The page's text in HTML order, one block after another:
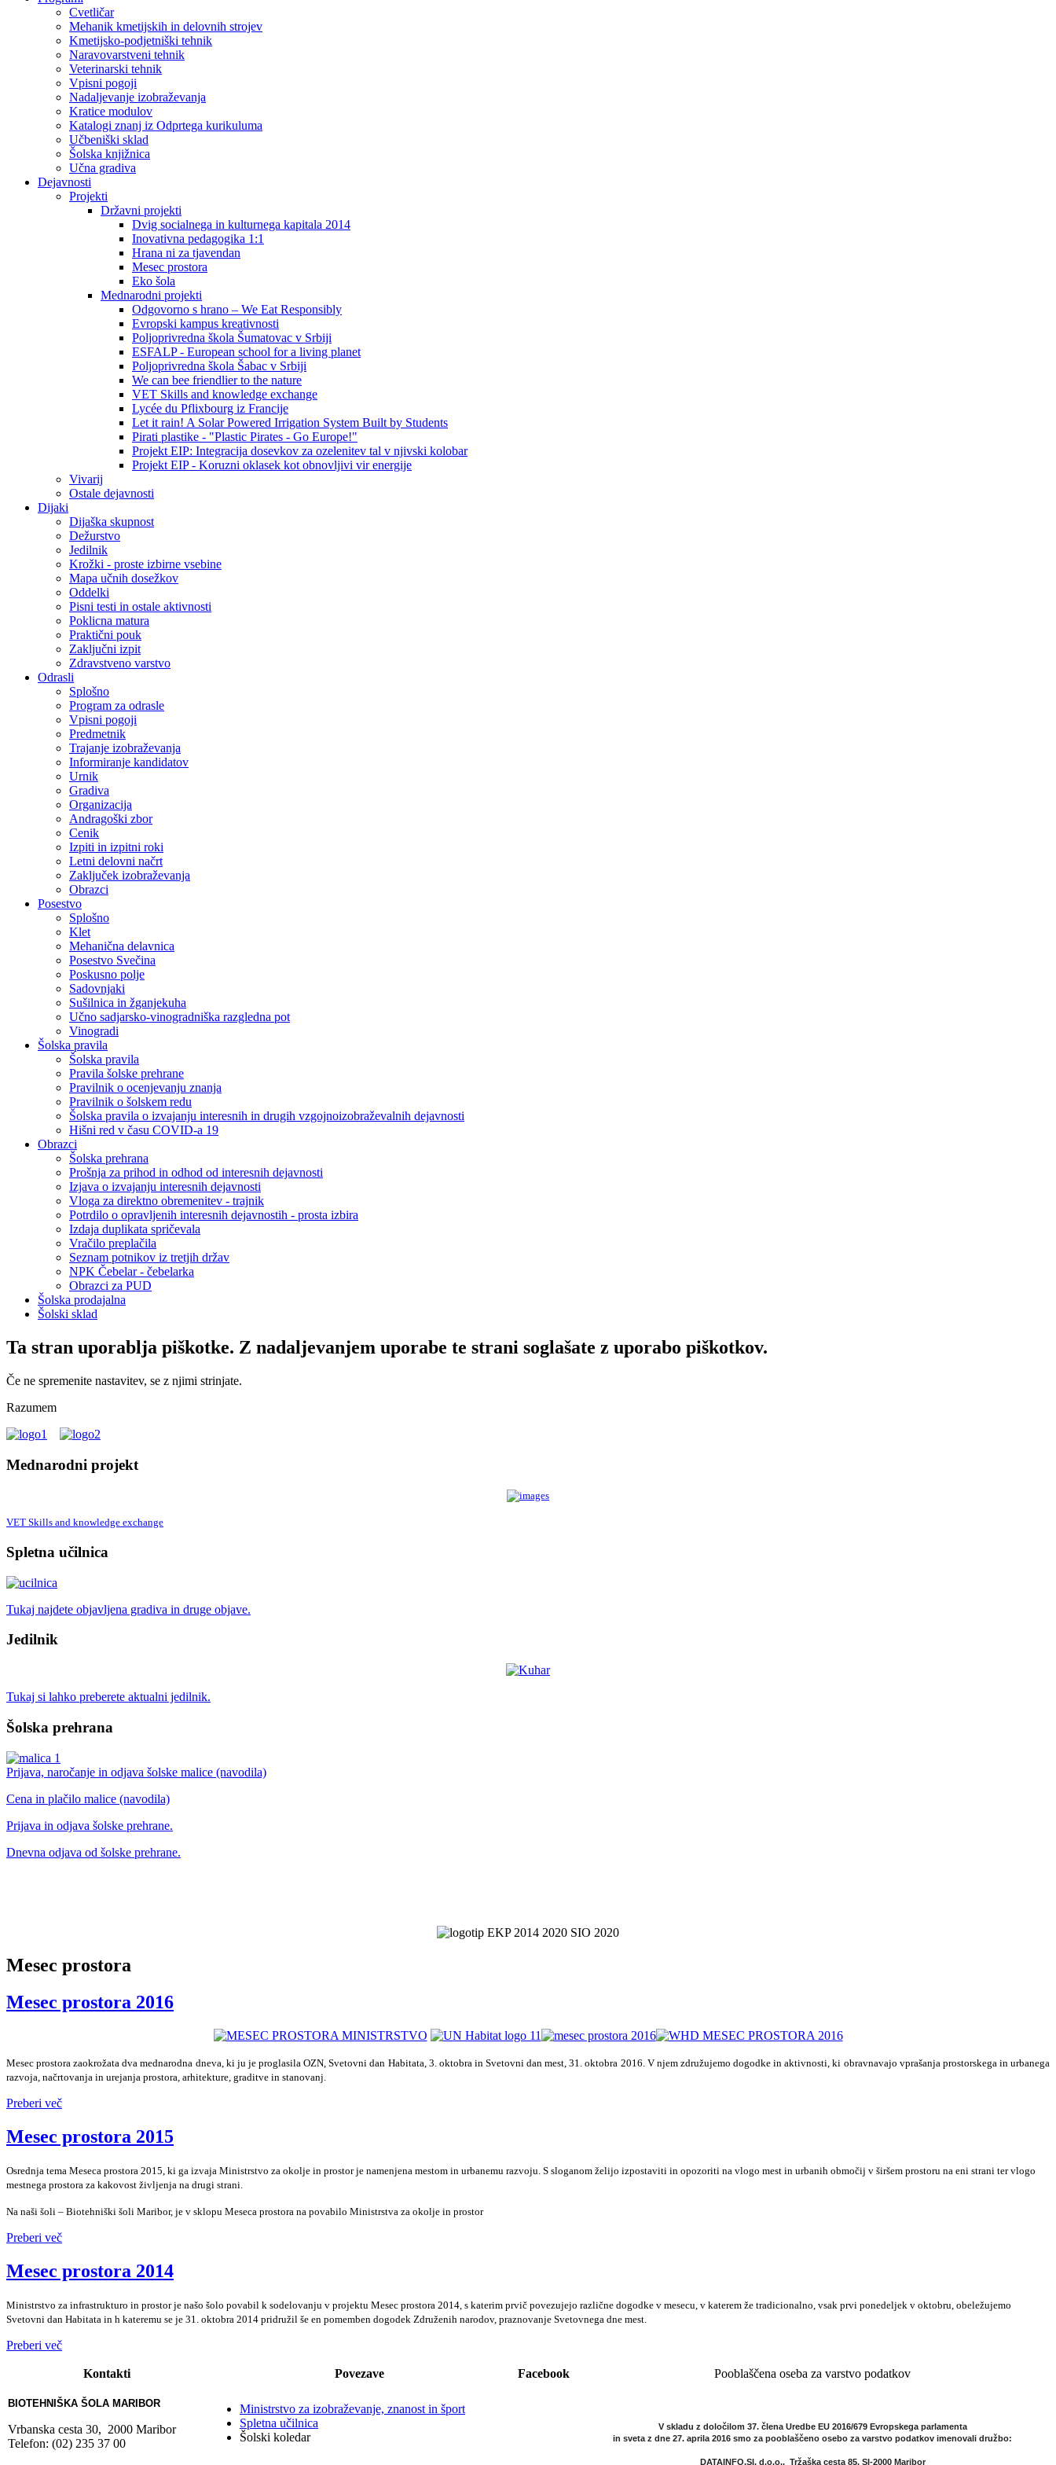
Cvetličar
Mehanik kmetijskih in delovnih strojev
Kmetijsko-podjetniški tehnik
Naravovarstveni tehnik
Veterinarski tehnik
Vpisni pogoji
Nadaljevanje izobraževanja
Kratice modulov
Katalogi znanj iz Odprtega kurikuluma
Učbeniški sklad
Šolska knjižnica
Učna gradiva
Dejavnosti
Projekti
Državni projekti
Dvig socialnega in kulturnega kapitala 2014
Inovativna pedagogika 1:1
Hrana ni za tjavendan
Mesec prostora
Eko šola
Mednarodni projekti
Odgovorno s hrano – We Eat Responsibly
Evropski kampus kreativnosti
Poljoprivredna škola Šumatovac v Srbiji
ESFALP - European school for a living planet
Poljoprivredna škola Šabac v Srbiji
We can bee friendlier to the nature
VET Skills and knowledge exchange
Lycée du Pflixbourg iz Francije
Let it rain! A Solar Powered Irrigation System Built by Students
Pirati plastike - "Plastic Pirates - Go Europe!"
Projekt EIP: Integracija dosevkov za ozelenitev tal v njivski kolobar
Projekt EIP - Koruzni oklasek kot obnovljivi vir energije
Vivarij
Ostale dejavnosti
Dijaki
Dijaška skupnost
Dežurstvo
Jedilnik
Krožki - proste izbirne vsebine
Mapa učnih dosežkov
Oddelki
Pisni testi in ostale aktivnosti
Poklicna matura
Praktični pouk
Zaključni izpit
Zdravstveno varstvo
Odrasli
Splošno
Program za odrasle
Vpisni pogoji
Predmetnik
Trajanje izobraževanja
Informiranje kandidatov
Urnik
Gradiva
Organizacija
Andragoški zbor
Cenik
Izpiti in izpitni roki
Letni delovni načrt
Zaključek izobraževanja
Obrazci
Posestvo
Splošno
Klet
Mehanična delavnica
Posestvo Svečina
Poskusno polje
Sadovnjaki
Sušilnica in žganjekuha
Učno sadjarsko-vinogradniška razgledna pot
Vinogradi
Šolska pravila
Šolska pravila
Pravila šolske prehrane
Pravilnik o ocenjevanju znanja
Pravilnik o šolskem redu
Šolska pravila o izvajanju interesnih in drugih vzgojnoizobraževalnih dejavnosti
Hišni red v času COVID-a 19
Obrazci
Šolska prehrana
Prošnja za prihod in odhod od interesnih dejavnosti
Izjava o izvajanju interesnih dejavnosti
Vloga za direktno obremenitev - trajnik
Potrdilo o opravljenih interesnih dejavnostih - prosta izbira
Izdaja duplikata spričevala
Vračilo preplačila
Seznam potnikov iz tretjih držav
NPK Čebelar - čebelarka
Obrazci za PUD
Šolska prodajalna
Šolski sklad
Ta stran uporablja piškotke. Z nadaljevanjem uporabe te strani soglašate z uporabo piškotkov.
Če ne spremenite nastavitev, se z njimi strinjate.
Razumem
Mednarodni projekt
VET Skills and knowledge exchange
Spletna učilnica
Tukaj najdete objavljena gradiva in druge objave.
Jedilnik
Tukaj si lahko preberete aktualni jedilnik.
Šolska prehrana
Prijava, naročanje in odjava šolske malice (navodila)
Cena in plačilo malice (navodila)
Prijava in odjava šolske prehrane.
Dnevna odjava od šolske prehrane.
Mesec prostora
Mesec prostora 2016
Mesec prostora zaokrožata dva mednarodna dneva, ki ju je proglasila OZN, Svetovni dan Habitata, 3. oktobra in Svetovni dan mest, 31. oktobra 2016. V njem združujemo dogodke in aktivnosti, ki obravnavajo vprašanja prostorskega in urbanega
razvoja, načrtovanja in urejanja prostora, arhitekture, graditve in stanovanj.
Preberi več
Mesec prostora 2015
Osrednja tema Meseca prostora 2015, ki ga izvaja Ministrstvo za okolje in prostor je namenjena mestom in urbanemu razvoju. S sloganom želijo izpostaviti in opozoriti na vlogo mest in urbanih območij v širšem prostoru na eni strani ter vlogo
mestnega prostora za kakovost življenja na drugi strani.
Na naši šoli – Biotehniški šoli Maribor, je v sklopu Meseca prostora na povabilo Ministrstva za okolje in prostor
Preberi več
Mesec prostora 2014
Ministrstvo za infrastrukturo in prostor je našo šolo povabil k sodelovanju v projektu Mesec prostora 2014, s katerim prvič povezujejo različne dogodke v mesecu, v katerem že tradicionalno, vsak prvi ponedeljek v oktobru, obeležujemo
Svetovni dan Habitata in h kateremu se je 31. oktobra 2014 pridružil še en pomemben dogodek Združenih narodov, praznovanje Svetovnega dne mest.
Preberi več
Kontakti Povezave Facebook Pooblaščena oseba za varstvo podatkov
BIOTEHNIŠKA ŠOLA MARIBOR
Vrbanska cesta 30, 2000 Maribor
Telefon: (02) 235 37 00
Ministrstvo za izobraževanje, znanost in šport
Spletna učilnica
Šolski koledar
V skladu z določilom 37. člena Uredbe EU 2016/679 Evropskega parlamenta
in sveta z dne 27. aprila 2016 smo za pooblaščeno osebo za varstvo podatkov imenovali družbo:
DATAINFO.SI, d.o.o., Tržaška cesta 85, SI-2000 Maribor